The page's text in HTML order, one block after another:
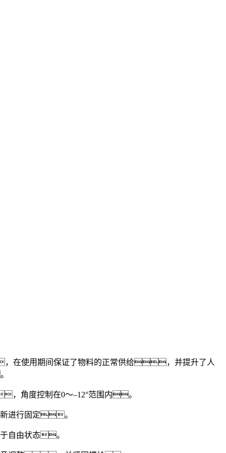
使用期间保证了物料的正常供给，并提升了人
角度控制在0～–12°范围内。
进行固定。
自由状态。